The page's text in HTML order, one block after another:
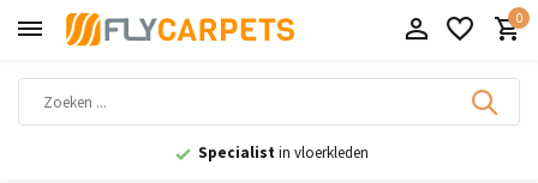
0
9,1uit 11.000+ beoordelingen